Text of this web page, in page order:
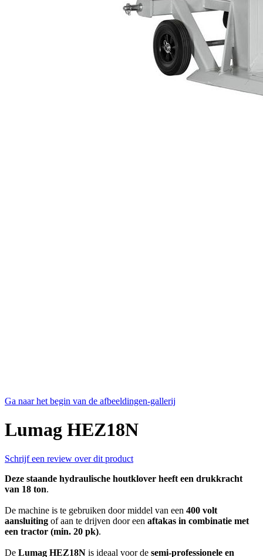
Ga naar het begin van de afbeeldingen-gallerij
Lumag HEZ18N
Schrijf een review over dit product
Deze staande hydraulische houtklover heeft een drukkracht
van 18 ton.
De machine is te gebruiken door middel van een 400 volt
aansluiting of aan te drijven door een aftakas in combinatie met
een tractor (min. 20 pk).
De Lumag HEZ18N is ideaal voor de semi-professionele en